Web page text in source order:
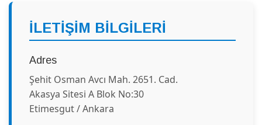
İLETİŞİM BİLGİLERİ
Adres
Şehit Osman Avcı Mah. 2651. Cad.
Akasya Sitesi A Blok No:30
Etimesgut / Ankara